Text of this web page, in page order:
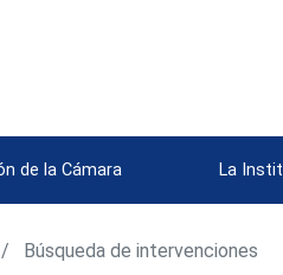
de la Cámara La
Búsqueda de intervenciones